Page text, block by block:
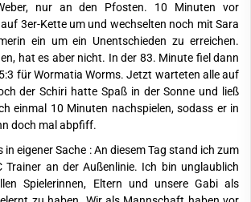
nur an den Pfosten. 10 Minuten vor
3er-Kette um und wechselten noch mit Sara
ein um ein Unentschieden zu erreichen.
hat es aber nicht. In der 83. Minute fiel dann
für Wormatia Worms. Jetzt warteten alle auf
der Schiri hatte Spaß in der Sonne und ließ
einmal 10 Minuten nachspielen, sodass er in
doch mal abpfiff.
eigener Sache : An diesem Tag stand ich zum
Trainer an der Außenlinie. Ich bin unglaublich
Spielerinnen, Eltern und unsere Gabi als